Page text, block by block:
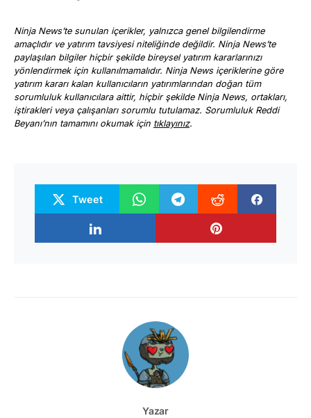
Ninja News’te sunulan içerikler, yalnızca genel bilgilendirme
amaçlıdır ve yatırım tavsiyesi niteliğinde değildir. Ninja News’te
paylaşılan bilgiler hiçbir şekilde bireysel yatırım kararlarınızı
yönlendirmek için kullanılmamalıdır. Ninja News içeriklerine göre
yatırım kararı kalan kullanıcıların yatırımlarından doğan tüm
sorumluluk kullanıcılara aittir, hiçbir şekilde Ninja News, ortakları,
iştirakleri veya çalışanları sorumlu tutulamaz. Sorumluluk Reddi
Beyanı’nın tamamını okumak için tıklayınız.
Tweet
Yazar